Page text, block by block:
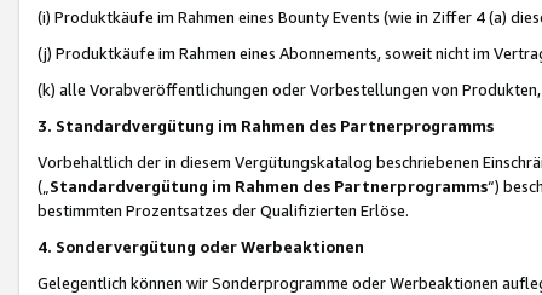
(i) Produktkäufe im Rahmen eines Bounty Events (wie in Ziffer 4 (a)
(j) Produktkäufe im Rahmen eines Abonnements, soweit nicht im
(k) alle Vorabveröffentlichungen oder Vorbestellungen von
3. Standardvergütung im Rahmen des Partnerprogramms
Vorbehaltlich der in diesem Vergütungskatalog beschriebenen
(„ Standardvergütung im Rahmen des Partnerprogramms“)
bestimmten Prozentsatzes der Qualifizierten Erlöse.
4. Sondervergütung oder Werbeaktionen
Gelegentlich können wir Sonderprogramme oder Werbeaktionen